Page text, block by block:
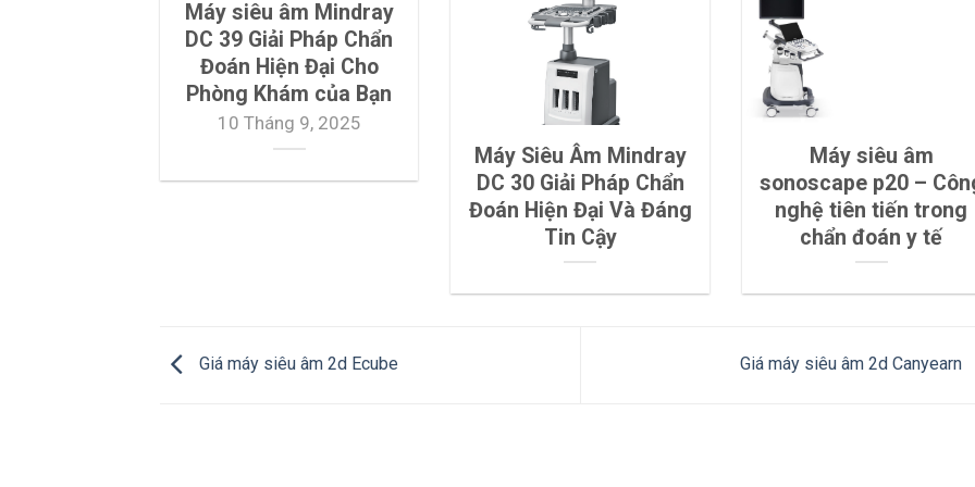
Máy siêu âm Mindray
DC 39 Giải Pháp Chẩn
Đoán Hiện Đại Cho
Phòng Khám của Bạn
10 Tháng 9, 2025
Máy Siêu Âm Mindray
DC 30 Giải Pháp Chẩn
Đoán Hiện Đại Và Đáng
Tin Cậy
Máy siêu âm
sonoscape p20 –
nghệ tiên tiến trong
chẩn đoán y tế
Giá máy siêu âm 2d Ecube Giá máy siêu âm 2d Canyearn